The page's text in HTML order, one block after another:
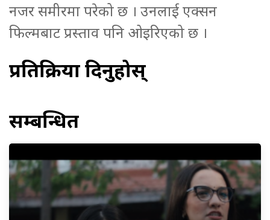
नजर समीरमा परेको छ । उनलाई एक्सन
फिल्मबाट प्रस्ताव पनि ओइरिएको छ ।
प्रतिक्रिया दिनुहोस्
सम्बन्धित